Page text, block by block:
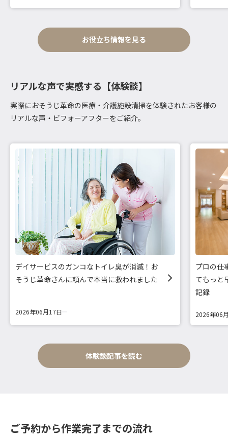
お役立ち情報を見る
リアルな声で実感する【体験談】
実際におそうじ革命の医療・介護施設清掃を体験されたお客様の
リアルな声・ビフォーアフターをご紹介。
デイサービスのガンコなトイレ臭が消滅！お
そうじ革命さんに頼んで本当に救われました
2026年06月17日
プロの仕
てもっと
記録
2026年06
体験談記事を読む
ご予約から作業完了までの流れ